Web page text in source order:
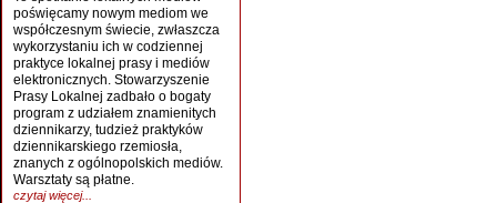
poświęcamy nowym mediom we
współczesnym świecie, zwłaszcza
wykorzystaniu ich w codziennej
praktyce lokalnej prasy i mediów
elektronicznych. Stowarzyszenie
Prasy Lokalnej zadbało o bogaty
program z udziałem znamienitych
dziennikarzy, tudzież praktyków
dziennikarskiego rzemiosła,
znanych z ogólnopolskich mediów.
Warsztaty są płatne.
czytaj więcej...